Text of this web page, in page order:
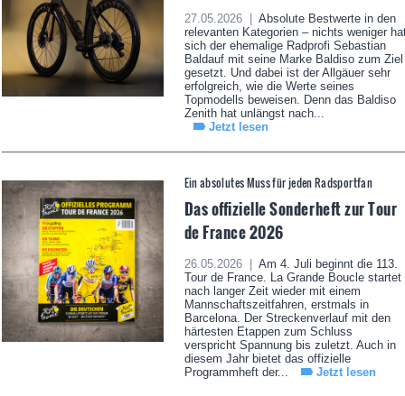
27.05.2026 |
Absolute Bestwerte in den
relevanten Kategorien – nichts weniger
sich der ehemalige Radprofi Sebastian
Baldauf mit seine Marke Baldiso zum Ziel
gesetzt. Und dabei ist der Allgäuer sehr
erfolgreich, wie die Werte seines
Topmodells beweisen. Denn das Baldiso
Zenith hat unlängst nach...
Jetzt lesen
Ein absolutes Muss für jeden Radsportfan
Das offizielle Sonderheft zur Tour
de France 2026
26.05.2026 |
Am 4. Juli beginnt die 113.
Tour de France. La Grande Boucle startet
nach langer Zeit wieder mit einem
Mannschaftszeitfahren, erstmals in
Barcelona. Der Streckenverlauf mit den
härtesten Etappen zum Schluss
verspricht Spannung bis zuletzt. Auch in
diesem Jahr bietet das offizielle
Programmheft der...
Jetzt lesen